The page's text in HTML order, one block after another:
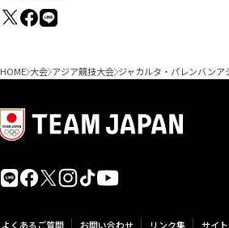
HOME 大会 アジア競技大会 ジャカルタ・パレンバンア
よくあるご質問 お問い合わせ リンク集 サイ